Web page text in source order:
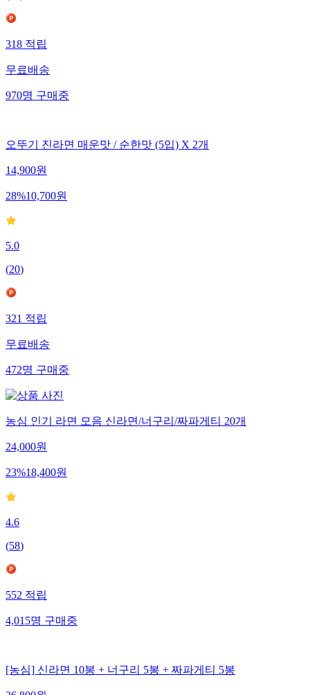
318적립
무료배송
970명구매중
오뚜기 진라면 매운맛 / 순한맛 (5입) X 2개
14,900원
28%10,700원
5.0
(20)
321적립
무료배송
472명구매중
농심 인기 라면 모음 신라면/너구리/짜파게티 20개
24,000원
23%18,400원
4.6
(58)
552적립
4,015명구매중
[농심] 신라면 10봉 + 너구리 5봉 + 짜파게티 5봉